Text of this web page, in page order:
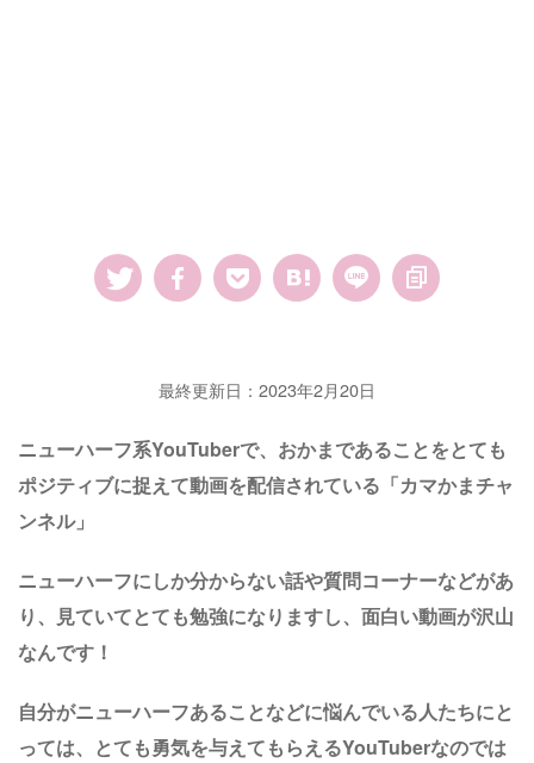
最終更新日：2023年2月20日
ニューハーフ系YouTuberで、おかまであることをとても
ポジティブに捉えて動画を配信されている「カマかまチャ
ンネル」
ニューハーフにしか分からない話や質問コーナーなどがあ
り、見ていてとても勉強になりますし、面白い動画が沢山
なんです！
自分がニューハーフあることなどに悩んでいる人たちにと
っては、とても勇気を与えてもらえるYouTuberなのでは